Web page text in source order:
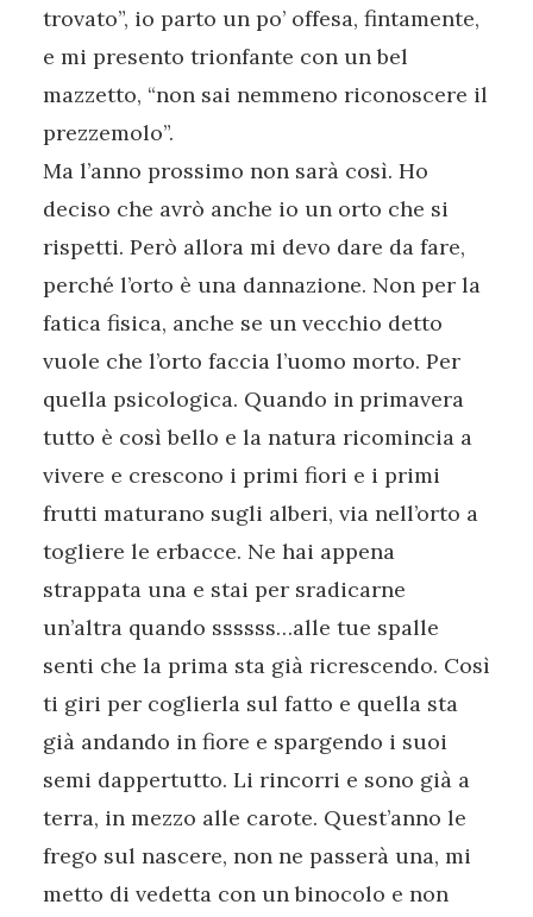
trovato”, io parto un po’ offesa, fintamente,
e mi presento trionfante con un bel
mazzetto, “non sai nemmeno riconoscere il
prezzemolo”.
Ma l’anno prossimo non sarà così. Ho
deciso che avrò anche io un orto che si
rispetti. Però allora mi devo dare da fare,
perché l’orto è una dannazione. Non per la
fatica fisica, anche se un vecchio detto
vuole che l’orto faccia l’uomo morto. Per
quella psicologica. Quando in primavera
tutto è così bello e la natura ricomincia a
vivere e crescono i primi fiori e i primi
frutti maturano sugli alberi, via nell’orto a
togliere le erbacce. Ne hai appena
strappata una e stai per sradicarne
un’altra quando ssssss…alle tue spalle
senti che la prima sta già ricrescendo. Così
ti giri per coglierla sul fatto e quella sta
già andando in fiore e spargendo i suoi
semi dappertutto. Li rincorri e sono già a
terra, in mezzo alle carote. Quest’anno le
frego sul nascere, non ne passerà una, mi
metto di vedetta con un binocolo e non